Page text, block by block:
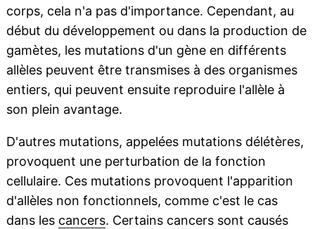
corps, cela n'a pas d'importance. Cependant, au
début du développement ou dans la production de
gamètes, les mutations d'un gène en différents
allèles peuvent être transmises à des organismes
entiers, qui peuvent ensuite reproduire l'allèle à
son plein avantage.
D'autres mutations, appelées mutations délétères,
provoquent une perturbation de la fonction
cellulaire. Ces mutations provoquent l'apparition
d'allèles non fonctionnels, comme c'est le cas
dans les cancers. Certains cancers sont causés